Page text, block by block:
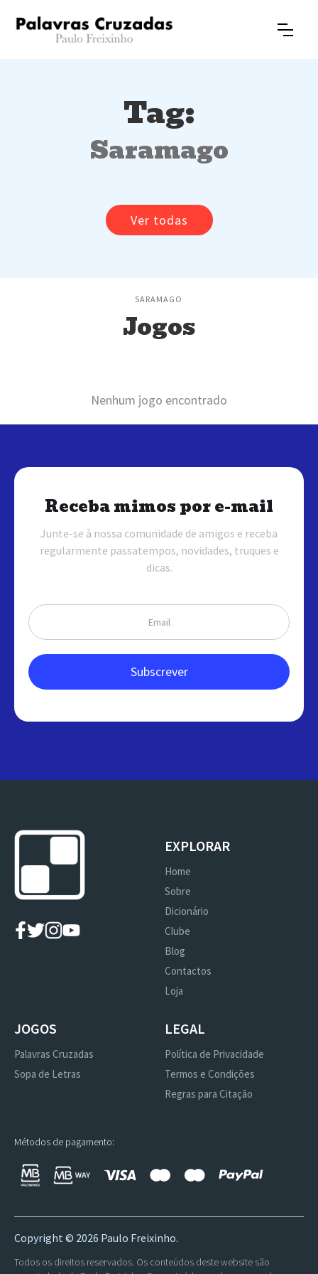
Tag:
Saramago
Ver todas
SARAMAGO
Jogos
Nenhum jogo encontrado
Receba mimos por e-mail
Junte-se à nossa comunidade de amigos e receba
regularmente passatempos, novidades, truques e
dicas.
EXPLORAR
Home
Sobre
Dicionário
Clube
Blog
Contactos
Loja
JOGOS
Palavras Cruzadas
Sopa de Letras
LEGAL
Política de Privacidade
Termos e Condições
Regras para Citação
Métodos de pagamento:
Copyright © 2026 Paulo Freixinho.
Todos os direitos reservados. Os conteúdos deste website são